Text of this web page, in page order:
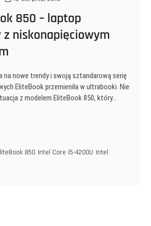
850 – laptop
z niskonapięciowym
na nowe trendy i swoją sztandarową serię
EliteBook przemieniła w ultrabooki. Nie
z modelem EliteBook 850, który…
850 Intel Core i5-4200U Intel